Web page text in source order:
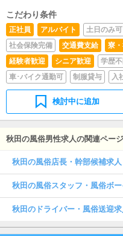
こだわり条件
正社員 アルバイト 土日のみ可
社会保険完備
交通費支給 寮
経験者歓迎
シニア歓迎 学歴
車･バイク通勤可
制服貸与 入
検討中に追加
秋田の風俗男性求人の関連ページ
秋田の風俗店長・幹部候補求人
秋田の風俗スタッフ・風俗ボー
秋田のドライバー・風俗送迎求